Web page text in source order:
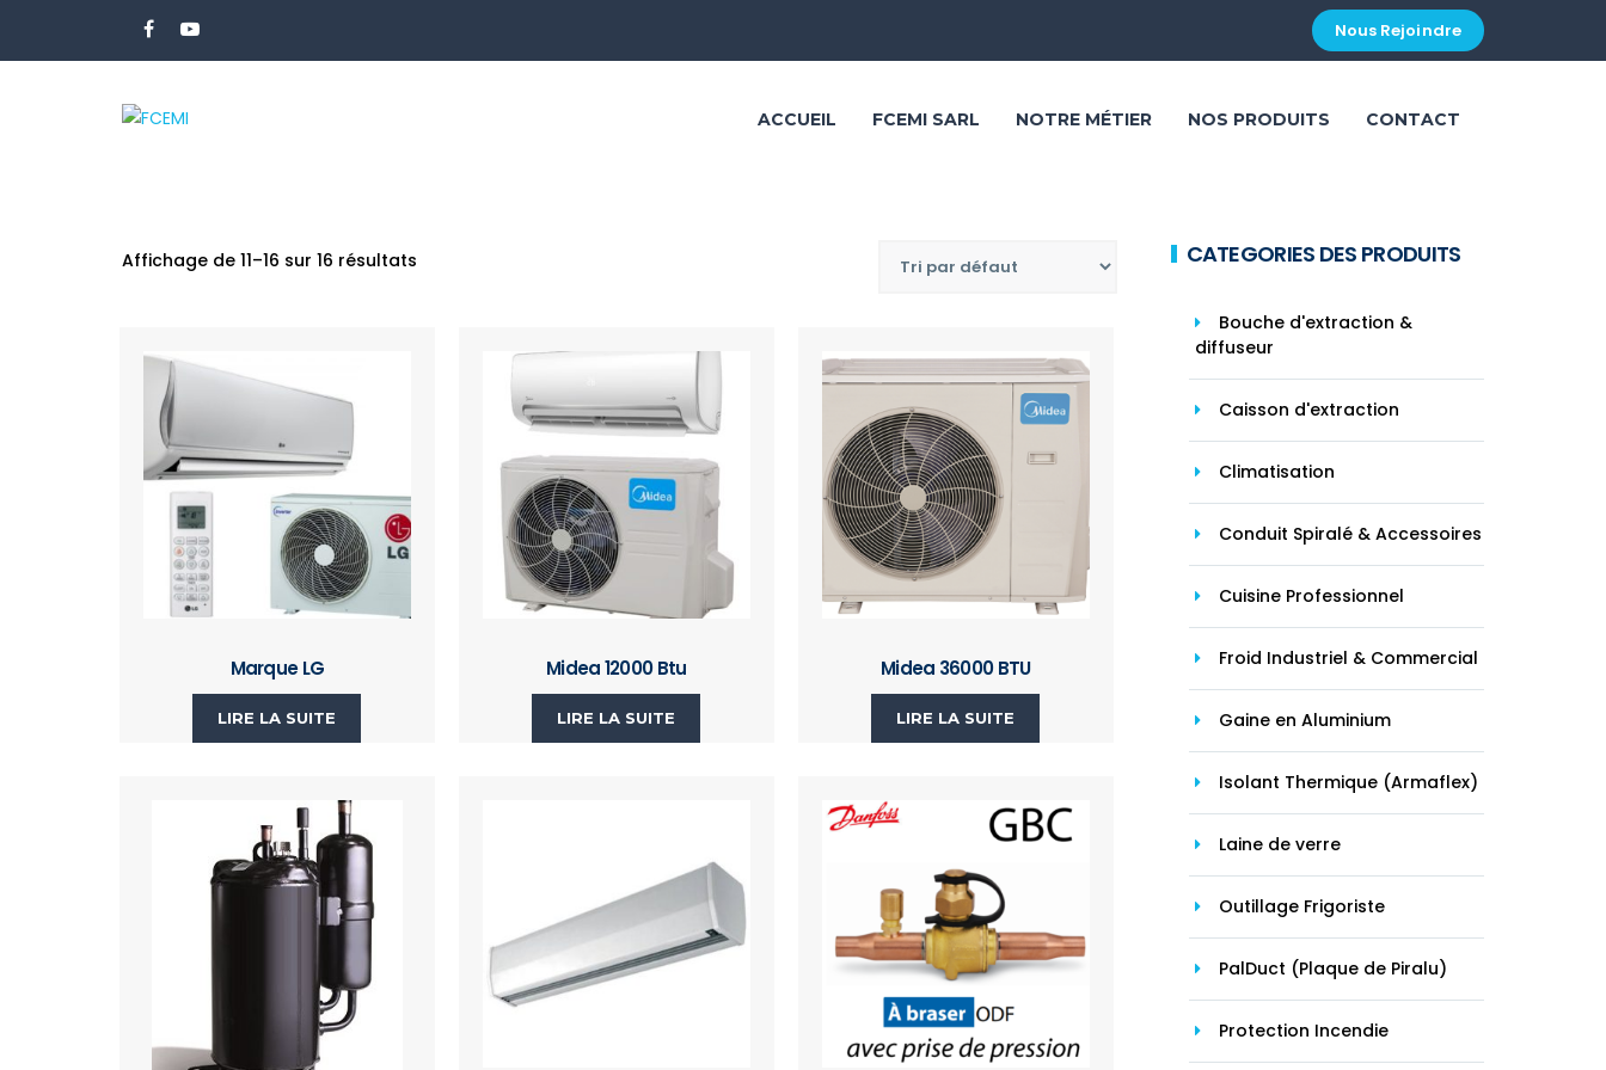
Nous Rejoindre
ACCUEIL FCEMI SARL NOTRE MÉTIER NOS PRODUITS CONTACT
Affichage de 11–16 sur 16 résultats
Marque LG
LIRE LA SUITE
Midea 12000 Btu
LIRE LA SUITE
Midea 36000 BTU
LIRE LA SUITE
CATEGORIES DES PRODUITS
Bouche d'extraction &
diffuseur
Caisson d'extraction
Climatisation
Conduit Spiralé & Accessoires
Cuisine Professionnel
Froid Industriel & Commercial
Gaine en Aluminium
Isolant Thermique (Armaflex)
Laine de verre
Outillage Frigoriste
PalDuct (Plaque de Piralu)
Protection Incendie